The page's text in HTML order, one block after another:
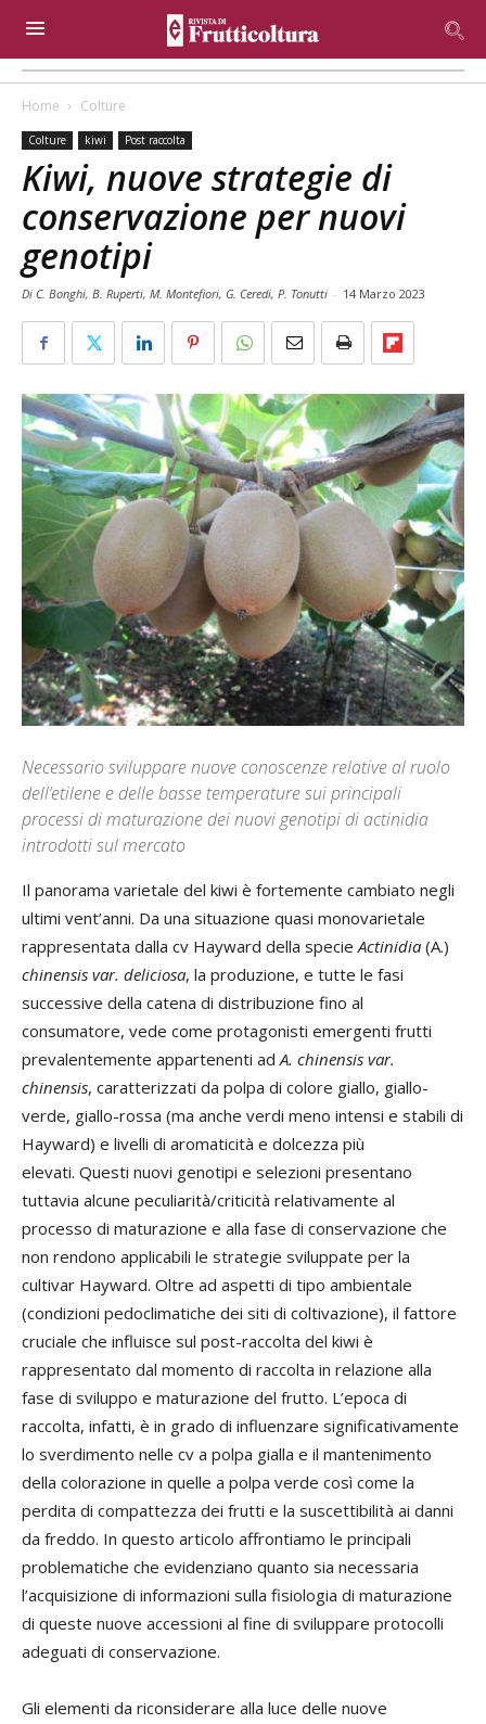
Home Colture
Colture kiwi Post raccolta
Kiwi, nuove strategie di
conservazione per nuovi
genotipi
Di C. Bonghi, B. Ruperti, M. Montefiori, G. Ceredi, P. Tonutti - 14 Marzo 2023
Necessario sviluppare nuove conoscenze relative al ruolo
dell’etilene e delle basse temperature sui principali
processi di maturazione dei nuovi genotipi di actinidia
introdotti sul mercato
Il panorama varietale del kiwi è fortemente cambiato negli
ultimi vent’anni. Da una situazione quasi monovarietale
rappresentata dalla cv Hayward della specieActinidia (A.)
chinensis var. deliciosa, la produzione, e tutte le fasi
successive della catena di distribuzione fino al
consumatore, vede come protagonisti emergenti frutti
prevalentemente appartenenti adA. chinensis var.
chinensis, caratterizzati da polpa di colore giallo, giallo-
verde, giallo-rossa (ma anche verdi meno intensi e stabili di
Hayward) e livelli di aromaticità e dolcezza più
elevati. Questi nuovi genotipi e selezioni presentano
tuttavia alcune peculiarità/criticità relativamente al
processo di maturazione e alla fase di conservazione che
non rendono applicabili le strategie sviluppate per la
cultivar Hayward. Oltre ad aspetti di tipo ambientale
(condizioni pedoclimatiche dei siti di coltivazione), il fattore
cruciale che influisce sul post-raccolta del kiwi è
rappresentato dal momento di raccolta in relazione alla
fase di sviluppo e maturazione del frutto. L’epoca di
raccolta, infatti, è in grado di influenzare significativamente
lo sverdimento nelle cv a polpa gialla e il mantenimento
della colorazione in quelle a polpa verde così come la
perdita di compattezza dei frutti e la suscettibilità ai danni
da freddo. In questo articolo affrontiamo le principali
problematiche che evidenziano quanto sia necessaria
l’acquisizione di informazioni sulla fisiologia di maturazione
di queste nuove accessioni al fine di sviluppare protocolli
adeguati di conservazione.
Gli elementi da riconsiderare alla luce delle nuove